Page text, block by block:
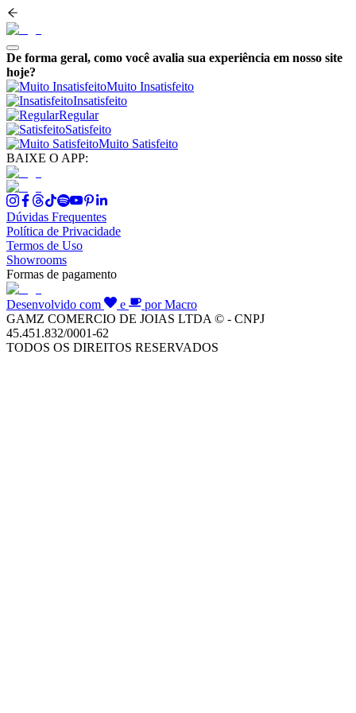
De forma geral, como você avalia sua experiência em nosso site
hoje?
Muito Insatisfeito
Insatisfeito
Regular
Satisfeito
Muito Satisfeito
BAIXE O APP:
Dúvidas Frequentes
Política de Privacidade
Termos de Uso
Showrooms
Formas de pagamento
Desenvolvido com e
por Macro
GAMZ COMERCIO DE JOIAS LTDA © - CNPJ
45.451.832/0001-62
TODOS OS DIREITOS RESERVADOS